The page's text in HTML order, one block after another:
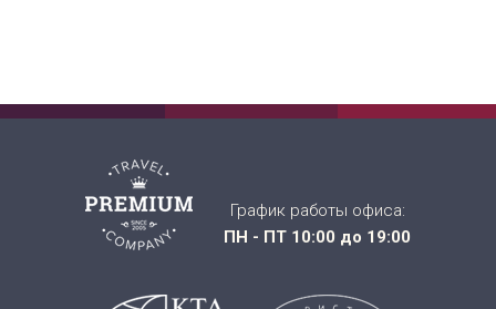
График работы офиса:
ПН - ПТ 10:00 до 19:00